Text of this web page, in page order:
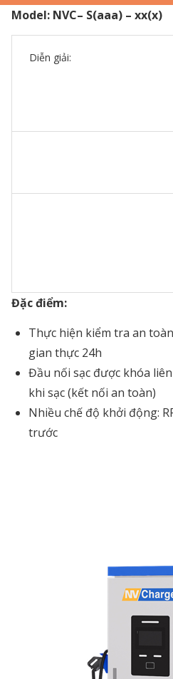
Model: NVC– S(aaa) – xx(x)
Diễn giải:
Đặc điểm:
Thực hiện kiểm tra an
gian thực 24h
Đầu nối sạc được khóa
khi sạc (kết nối an toàn)
Nhiều chế độ khởi động:
trước